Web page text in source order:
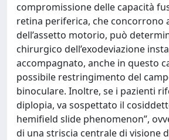
compromissione delle capacità
retina periferica, che concorrono
dell’assetto motorio, può
chirurgico dell’exodeviazione
accompagnato, anche in questo
possibile restringimento del
binoculare. Inoltre, se i pazienti
diplopia, va sospettato il
hemifield slide phenomenon”,
di una striscia centrale di visione